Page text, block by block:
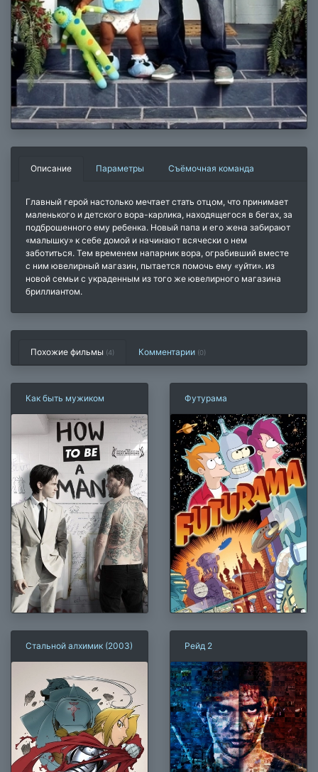
Описание Параметры Съёмочная команда
Главный герой настолько мечтает стать отцом, что принимает
маленького и детского вора-карлика, находящегося в бегах, за
подброшенного ему ребенка. Новый папа и его жена забирают
«малышку» к себе домой и начинают всячески о нем
заботиться. Тем временем напарник вора, ограбивший вместе
с ним ювелирный магазин, пытается помочь ему «уйти». из
новой семьи с украденным из того же ювелирного магазина
бриллиантом.
Похожие фильмы (4) Комментарии (0)
Как быть мужиком Футурама
Стальной алхимик (2003) Рейд 2